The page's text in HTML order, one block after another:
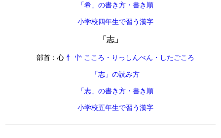
「希」の書き方・書き順
小学校四年生で習う漢字
「志」
部首：心 忄 㣺 こころ・りっしんべん・したごころ
「志」の読み方
「志」の書き方・書き順
小学校五年生で習う漢字